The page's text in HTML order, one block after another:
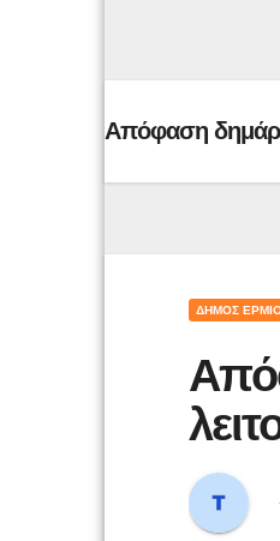
Απόφαση
ΔΉΜΟΣ